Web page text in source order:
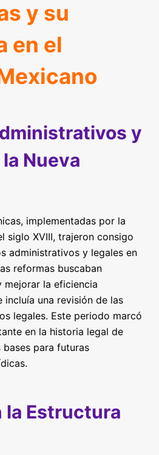
y su
en el
y
Nueva
implementadas por la
siglo XVIII, trajeron consigo
administrativos y legales en
reformas buscaban
la eficiencia
incluía una revisión de las
legales. Este periodo marcó
en la historia legal de
para futuras
la Estructura